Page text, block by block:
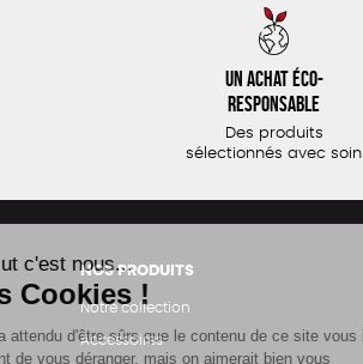
Un achat éco-
responsable
Des produits
sélectionnés avec soin
NOS PRODUITS
Notre collection
Accessoires